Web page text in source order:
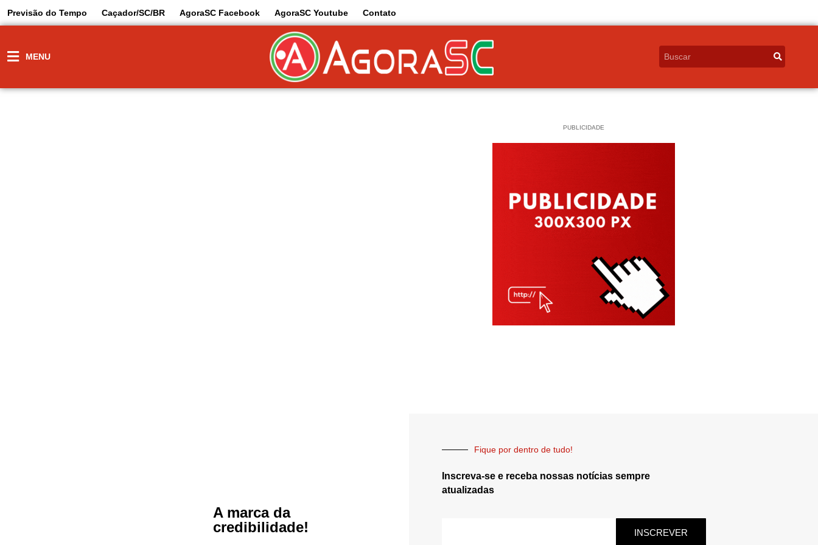
Previsão do Tempo Caçador/SC/BR AgoraSC Facebook AgoraSC Youtube Contato
MENU
PUBLICIDADE
A marca da
credibilidade!
Fique por dentro de tudo!
Inscreva-se e receba nossas notícias sempre
atualizadas
INSCREVER